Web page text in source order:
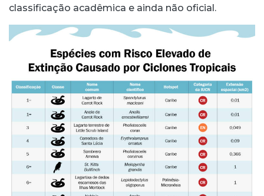
classificação acadêmica e ainda não oficial.